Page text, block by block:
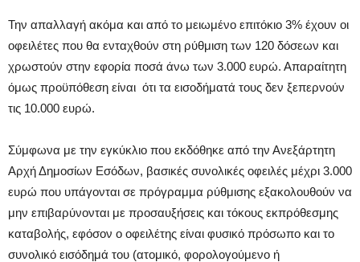
Την απαλλαγή ακόμα και από το μειωμένο επιτόκιο 3% έχουν οι
οφειλέτες που θα ενταχθούν στη ρύθμιση των 120 δόσεων και
χρωστούν στην εφορία ποσά άνω των 3.000 ευρώ. Απαραίτητη
όμως προϋπόθεση είναι ότι τα εισοδήματά τους δεν ξεπερνούν
τις 10.000 ευρώ.
Σύμφωνα με την εγκύκλιο που εκδόθηκε από την Ανεξάρτητη
Αρχή Δημοσίων Εσόδων, βασικές συνολικές οφειλές μέχρι 3.000
ευρώ που υπάγονται σε πρόγραμμα ρύθμισης εξακολουθούν να
μην επιβαρύνονται με προσαυξήσεις και τόκους εκπρόθεσμης
καταβολής, εφόσον ο οφειλέτης είναι φυσικό πρόσωπο και το
συνολικό εισόδημά του (ατομικό, φορολογούμενο ή